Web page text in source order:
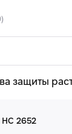
защиты
НС 2652